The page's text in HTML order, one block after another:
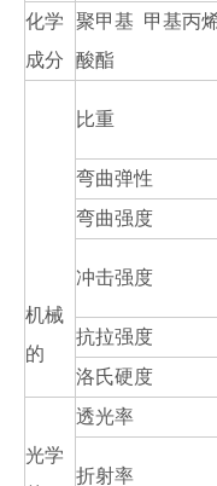
化学
成分
聚甲基 甲基丙
酸酯
机械
的
比重
弯曲弹性
弯曲强度
冲击强度
抗拉强度
洛氏硬度
光学
透光率
折射率